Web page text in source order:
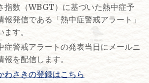
指数（WBGT）に基づいた熱中症予
報発信である「熱中症警戒アラート」
す。
警戒アラートの発表当日にメールニ
を配信します。
わさきの登録はこちら